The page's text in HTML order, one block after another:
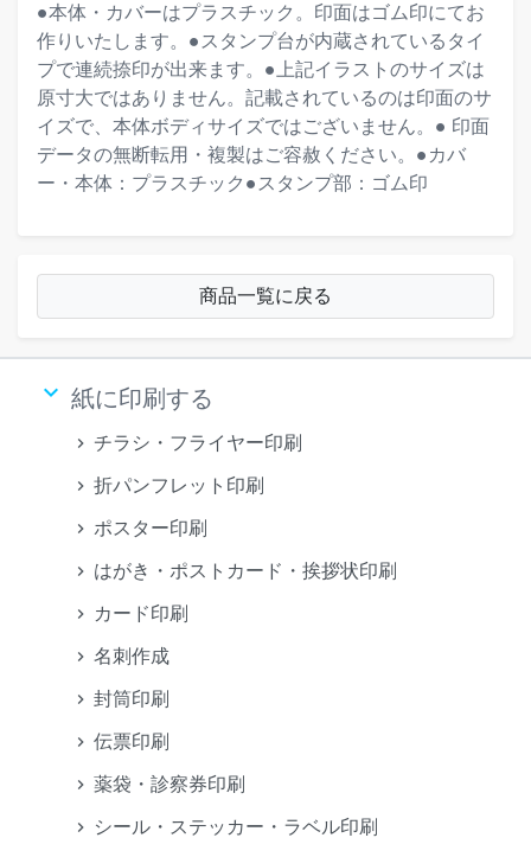
●本体・カバーはプラスチック。印面はゴム印にてお
作りいたします。●スタンプ台が内蔵されているタイ
プで連続捺印が出来ます。●上記イラストのサイズは
原寸大ではありません。記載されているのは印面のサ
イズで、本体ボディサイズではございません。● 印面
データの無断転用・複製はご容赦ください。●カバ
ー・本体：プラスチック●スタンプ部：ゴム印
商品一覧に戻る
keyboard_arrow_down 紙に印刷する
チラシ・フライヤー印刷
折パンフレット印刷
ポスター印刷
はがき・ポストカード・挨拶状印刷
カード印刷
名刺作成
封筒印刷
伝票印刷
薬袋・診察券印刷
シール・ステッカー・ラベル印刷